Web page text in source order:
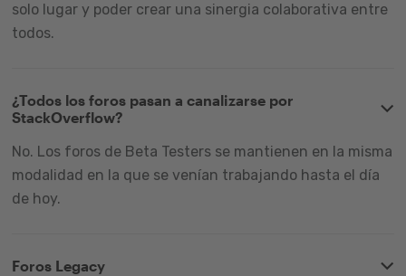
solo lugar y poder crear una sinergia colaborativa entre
todos.
¿Todos los foros pasan a canalizarse por
StackOverflow?
No. Los foros de Beta Testers se mantienen en la misma
modalidad en la que se venían trabajando hasta el día
de hoy.
Foros Legacy